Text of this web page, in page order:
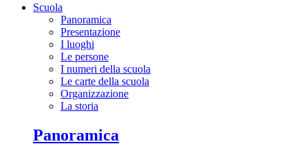
Scuola
Panoramica
Presentazione
I luoghi
Le persone
I numeri della scuola
Le carte della scuola
Organizzazione
La storia
Panoramica